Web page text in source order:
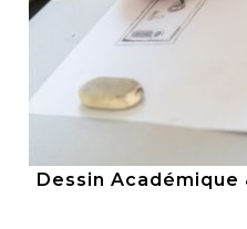
Dessin Académique